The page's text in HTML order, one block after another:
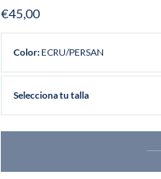
€45,00
Color:ECRU/PERSAN
Selecciona tu talla